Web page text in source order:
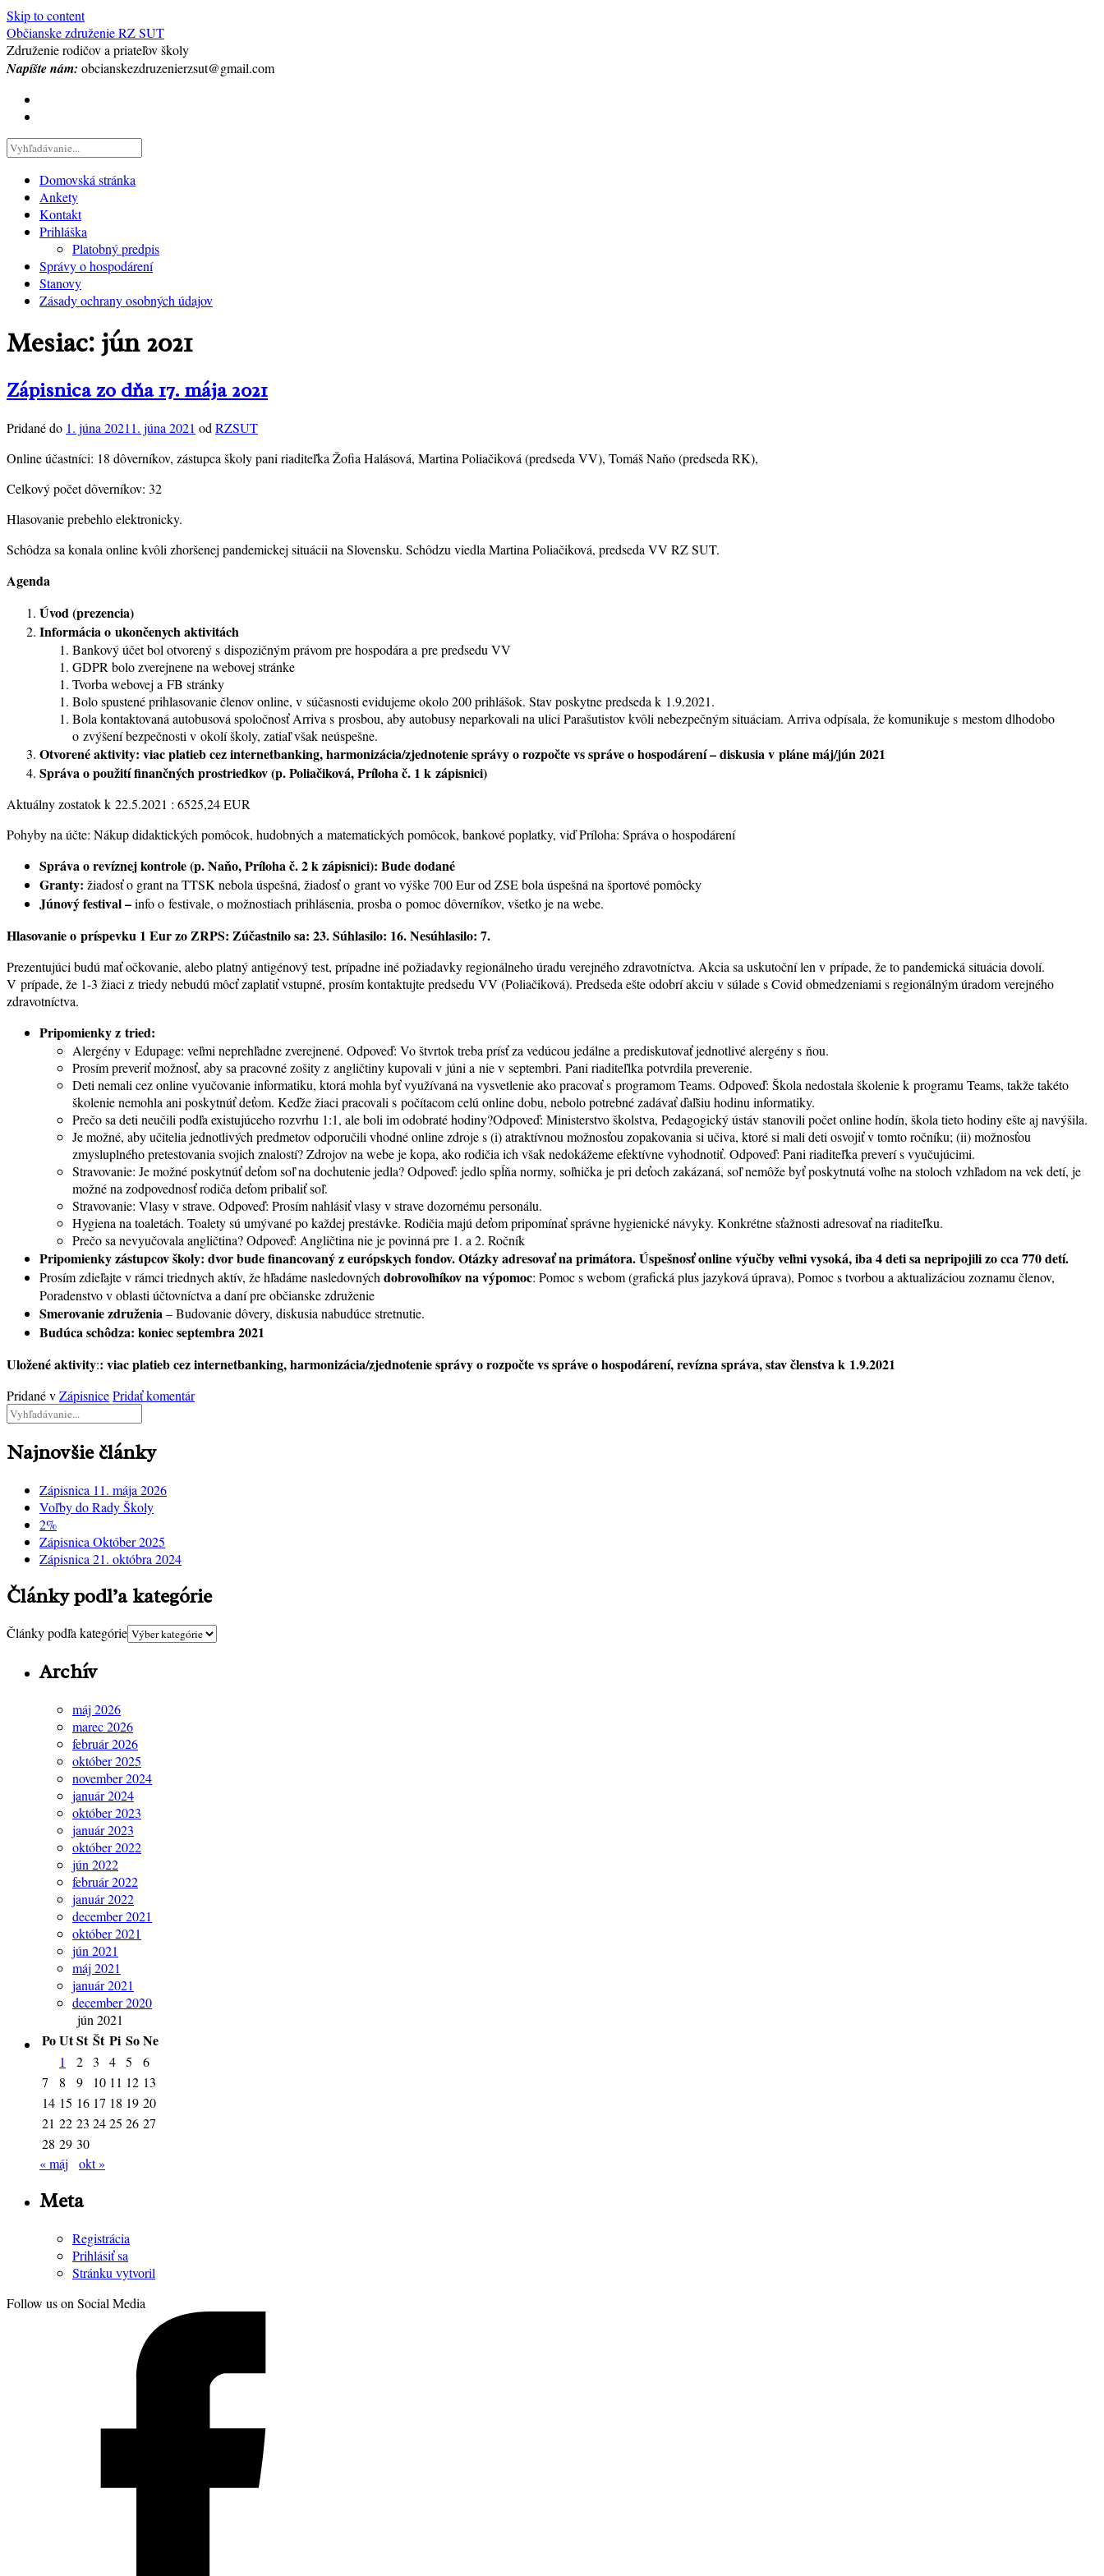
Skip to content
Občianske združenie RZ SUT
Združenie rodičov a priateľov školy
Napíšte nám: obcianskezdruzenierzsut@gmail.com
Domovská stránka
Ankety
Kontakt
Prihláška
Platobný predpis
Správy o hospodárení
Stanovy
Zásady ochrany osobných údajov
Mesiac: jún 2021
Zápisnica zo dňa17. mája 2021
Pridané do 1. júna 2021 1. júna 2021 od RZSUT
Online účastníci: 18 dôverníkov, zástupca školy pani riaditeľka Žofia Halásová, Martina Poliačiková (predseda VV), Tomáš Naňo (predseda RK),
Celkový počet dôverníkov: 32
Hlasovanie prebehlo elektronicky.
Schôdza sa konala online kvôli zhoršenej pandemickej situácii na Slovensku. Schôdzu viedla Martina Poliačiková, predseda VV RZ SUT.
Agenda
Úvod (prezencia)
Informácia o ukončenych aktivitách
Bankový účet bol otvorený s dispozičným právom pre hospodára a pre predsedu VV
GDPR bolo zverejnene na webovej stránke
Tvorba webovej a FB stránky
Bolo spustené prihlasovanie členov online, v súčasnosti evidujeme okolo 200 prihlášok. Stav poskytne predseda k 1.9.2021.
Bola kontaktovaná autobusová spoločnosť Arriva s prosbou, aby autobusy neparkovali na ulici Parašutistov kvôli nebezpečným situáciam. Arriva odpísala, že komunikuje s mestom dlhodobo
o zvýšení bezpečnosti v okolí školy, zatiaľ však neúspešne.
Otvorené aktivity: viac platieb cez internetbanking, harmonizácia/zjednotenie správy o rozpočte vs správe o hospodárení – diskusia v pláne máj/jún 2021
Správa o použití finančných prostriedkov (p. Poliačiková, Príloha č. 1 k zápisnici)
Aktuálny zostatok k 22.5.2021 : 6525,24 EUR
Pohyby na účte: Nákup didaktických pomôcok, hudobných a matematických pomôcok, bankové poplatky, viď Príloha: Správa o hospodárení
Správa o revíznej kontrole (p. Naňo, Príloha č. 2 k zápisnici): Bude dodané
Granty: žiadosť o grant na TTSK nebola úspešná, žiadosť o grant vo výške 700 Eur od ZSE bola úspešná na športové pomôcky
Júnový festival –info o festivale, o možnostiach prihlásenia, prosba o pomoc dôverníkov, všetko je na webe.
Hlasovanie o príspevku 1 Eur zo ZRPS: Zúčastnilo sa: 23. Súhlasilo: 16. Nesúhlasilo: 7.
Prezentujúci budú mať očkovanie, alebo platný antigénový test, prípadne iné požiadavky regionálneho úradu verejného zdravotníctva. Akcia sa uskutoční len v prípade, že to pandemická situácia dovolí.
V prípade, že 1-3 žiaci z triedy nebudú môcť zaplatiť vstupné, prosím kontaktujte predsedu VV (Poliačiková). Predseda ešte odobrí akciu v súlade s Covid obmedzeniami s regionálným úradom verejného
zdravotníctva.
Pripomienky z tried:
Alergény v Edupage: veľmi neprehľadne zverejnené. Odpoveď: Vo štvrtok treba prísť za vedúcou jedálne a prediskutovať jednotlivé alergény s ňou.
Prosím preveriť možnosť, aby sa pracovné zošity z angličtiny kupovali v júni a nie v septembri. Pani riaditeľlka potvrdila preverenie.
Deti nemali cez online vyučovanie informatiku, ktorá mohla byť využívaná na vysvetlenie ako pracovať s programom Teams. Odpoveď: Škola nedostala školenie k programu Teams, takže takéto
školenie nemohla ani poskytnúť deťom. Keďže žiaci pracovali s počítacom celú online dobu, nebolo potrebné zadávať ďaľšiu hodinu informatiky.
Prečo sa deti neučili podľa existujúceho rozvrhu 1:1, ale boli im odobraté hodiny?Odpoveď: Ministerstvo školstva, Pedagogický ústáv stanovili počet online hodín, škola tieto hodiny ešte aj navýšila.
Je možné, aby učitelia jednotlivých predmetov odporučili vhodné online zdroje s (i) atraktívnou možnosťou zopakovania si učiva, ktoré si mali deti osvojiť v tomto ročníku; (ii) možnosťou
zmysluplného pretestovania svojich znalostí? Zdrojov na webe je kopa, ako rodičia ich však nedokážeme efektívne vyhodnotiť. Odpoveď: Pani riaditeľka preverí s vyučujúcimi.
Stravovanie: Je možné poskytnúť deťom soľ na dochutenie jedla? Odpoveď: jedlo spĺňa normy, soľnička je pri deťoch zakázaná, soľ nemôže byť poskytnutá voľne na stoloch vzhľadom na vek detí, je
možné na zodpovednosť rodiča deťom pribaliť soľ.
Stravovanie: Vlasy v strave. Odpoveď: Prosím nahlásiť vlasy v strave dozornému personálu.
Hygiena na toaletách. Toalety sú umývané po každej prestávke. Rodičia majú deťom pripomínať správne hygienické návyky. Konkrétne sťažnosti adresovať na riaditeľku.
Prečo sa nevyučovala angličtina? Odpoveď: Angličtina nie je povinná pre 1. a 2. Ročník
Pripomienky zástupcov školy: dvor bude financovaný z európskych fondov. Otázky adresovať na primátora. Úspešnosť online výučby veľmi vysoká, iba 4 deti sa nepripojili zo cca 770 detí.
Prosím zdieľajte v rámci triednych aktív, že hľadáme nasledovných dobrovoľníkov na výpomoc: Pomoc s webom (grafická plus jazyková úprava), Pomoc s tvorbou a aktualizáciou zoznamu členov,
Poradenstvo v oblasti účtovníctva a daní pre občianske združenie
Smerovanie združenia– Budovanie dôvery, diskusia nabudúce stretnutie.
Budúca schôdza: koniec septembra 2021
Uložené aktivity:: viac platieb cez internetbanking, harmonizácia/zjednotenie správy o rozpočte vs správe o hospodárení, revízna správa, stav členstva k 1.9.2021
Pridané vZápisnicePridať komentár
Najnovšie články
Zápisnica 11. mája 2026
Voľby do Rady Školy
2%
Zápisnica Október 2025
Zápisnica 21. októbra 2024
Články podľa kategórie
Články podľa kategórie
Archív
máj 2026
marec 2026
február 2026
október 2025
november 2024
január 2024
október 2023
január 2023
október 2022
jún 2022
február 2022
január 2022
december 2021
október 2021
jún 2021
máj 2021
január 2021
december 2020
jún 2021
PoUtSt Št Pi SoNe
1 2 3 4 5
6
7
8 9 10 11 12 13
14 15 16 17 18 19 20
21 22 23 2425 26 27
28 29 30
« máj
okt »
Meta
Registrácia
Prihlásiť sa
Stránku vytvoril
Follow us on Social Media